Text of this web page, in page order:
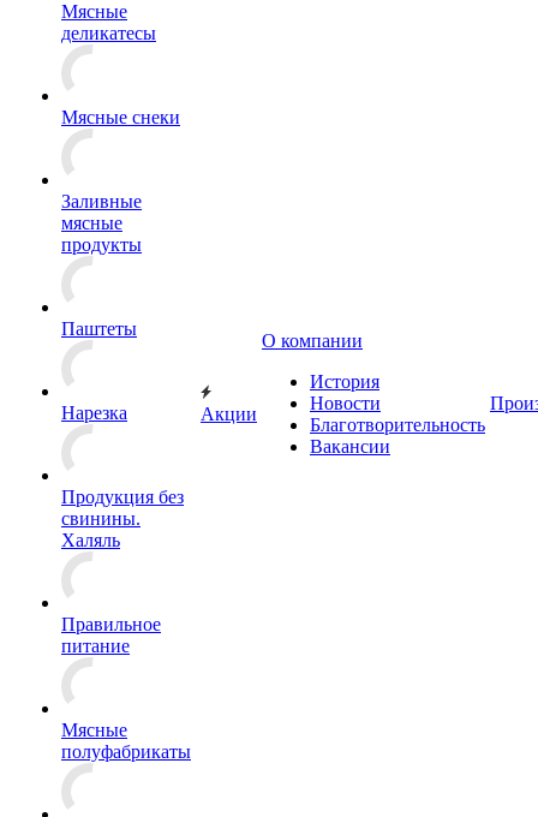
Мясные
деликатесы
Мясные снеки
Заливные
мясные
продукты
Паштеты
Нарезка
Продукция без
свинины.
Халяль
Правильное
питание
Мясные
полуфабрикаты
Акции
О компании
История
Новости
Благотворительность
Вакансии